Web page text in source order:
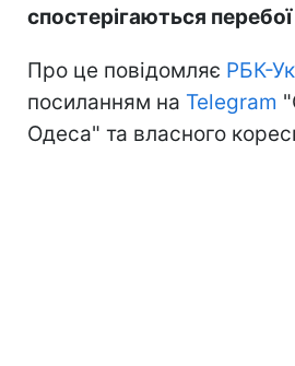
спостерігаються перебої
Про це повідомляє РБК-
посиланням на Telegram
Одеса" та власного